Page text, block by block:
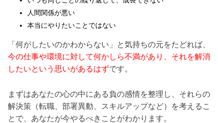
人間関係が悪い
本当にやりたいことではない
「何がしたいのかわからない」と気持ちの元をたどれば、
今の仕事や環境に対して何かしら不満があり、それを解消
したいという思いがあるはずです。
まずはあなたの心の中にある負の感情を整理し、それらの
解決策（転職、部署異動、スキルアップなど）を考えるこ
とで、あなたが今やるべきことがわかります。